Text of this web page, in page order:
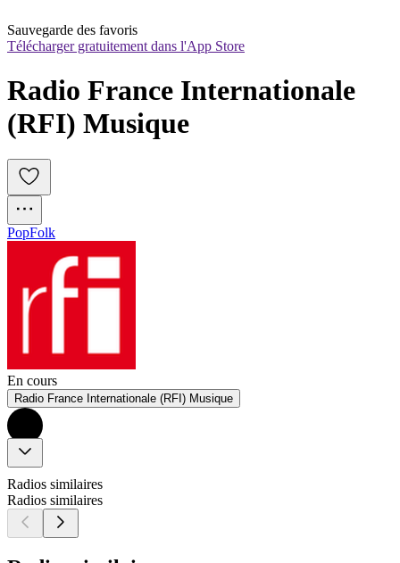
Sauvegarde des favoris
Télécharger gratuitement dans l'App Store
Radio France Internationale
(RFI) Musique
PopFolk
En cours
Radio France Internationale (RFI) Musique
Radios similaires
Radios similaires